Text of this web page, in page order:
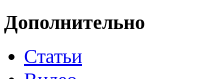
Дополнительно
Статьи